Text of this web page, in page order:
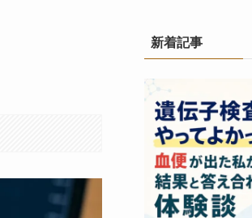
新着記事